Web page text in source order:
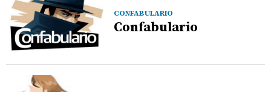
CONFABULARIO
Confabulario